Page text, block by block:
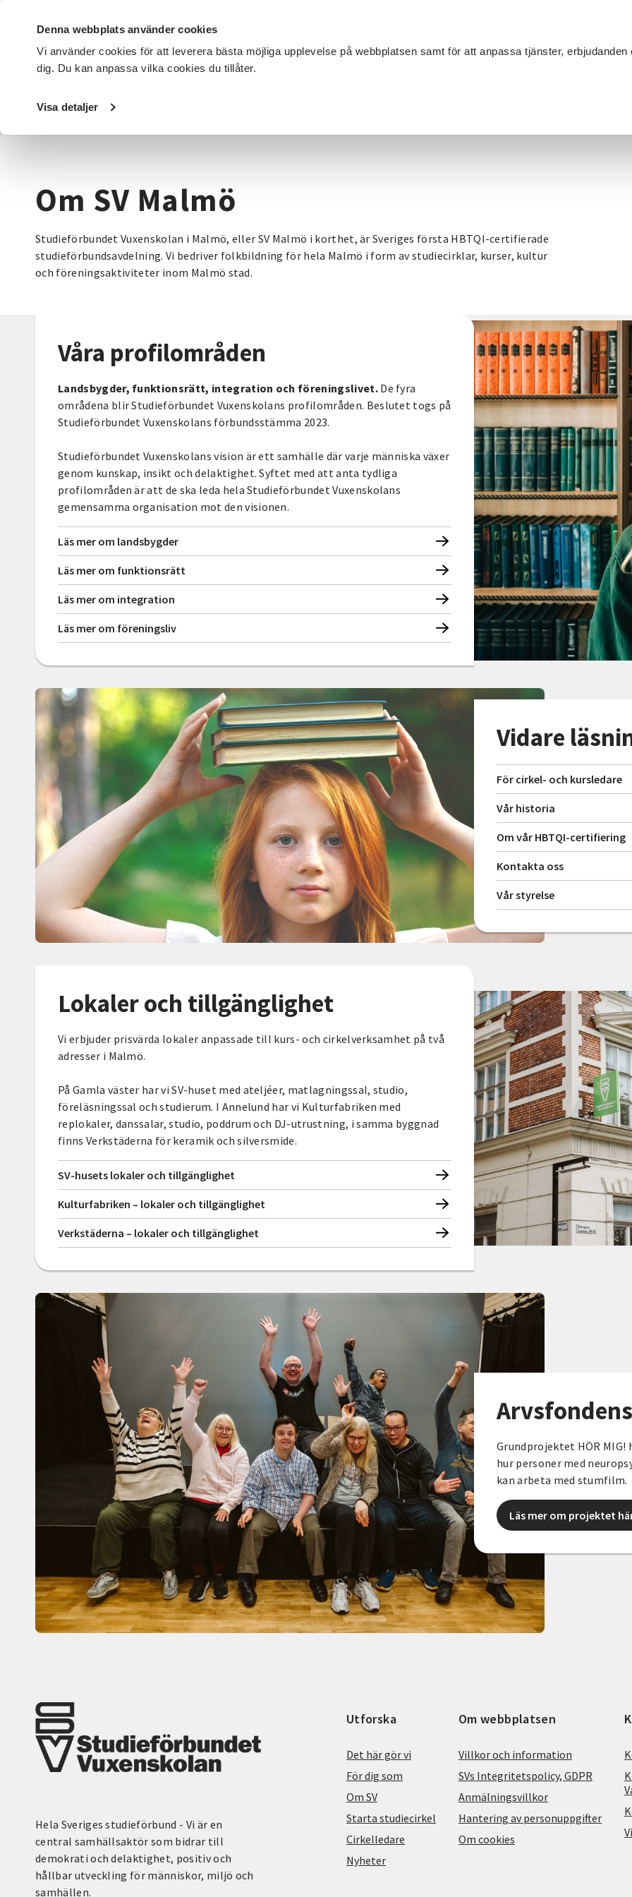
Denna webbplats använder cookies
Vi använder cookies för att leverera bästa möjliga upplevelse på webbplatsen samt för att anpassa tjänster, erbjudanden
dig. Du kan anpassa vilka cookies du tillåter.
Visa detaljer
DET HÄR GÖR VI FÖR DIG SOM SÖK KURSER OCH EVENEMANG
Startsida / Avdelningar
Om SV Malmö
Studieförbundet Vuxenskolan i Malmö, eller SV Malmö i korthet, är Sveriges första HBTQI-certifierade
studieförbundsavdelning. Vi bedriver folkbildning för hela Malmö i form av studiecirklar, kurser, kultur
och föreningsaktiviteter inom Malmö stad.
Våra profilområden
Landsbygder, funktionsrätt, integration och föreningslivet.De fyra
områdena blir Studieförbundet Vuxenskolans profilområden. Beslutet togs på
Studieförbundet Vuxenskolans förbundsstämma 2023.
Studieförbundet Vuxenskolans vision är ett samhälle där varje människa växer
genom kunskap, insikt och delaktighet. Syftet med att anta tydliga
profilområden är att de ska leda hela Studieförbundet Vuxenskolans
gemensamma organisation mot den visionen.
Läs mer om landsbygder
Läs mer om funktionsrätt
Läs mer om integration
Läs mer om föreningsliv
Vidare
För cirkel- och kursledare
Vår historia
Om vår HBTQI-certifiering
Kontakta oss
Vår styrelse
Lokaler och tillgänglighet
Vi erbjuder prisvärda lokaler anpassade till kurs- och cirkelverksamhet på två
adresser i Malmö.
På Gamla väster har vi SV-huset med ateljéer, matlagningssal, studio,
föreläsningssal och studierum. I Annelund har vi Kulturfabriken med
replokaler, danssalar, studio, poddrum och DJ-utrustning, i samma byggnad
finns Verkstäderna för keramik och silversmide.
SV-husets lokaler och tillgänglighet
Kulturfabriken – lokaler och tillgänglighet
Verkstäderna – lokaler och tillgänglighet
Grundprojektet HÖR
hur personer med
kan arbeta med stumfilm.
Läs mer om projektet
Hela Sveriges studieförbund - Vi är en
central samhällsaktör som bidrar till
demokrati och delaktighet, positiv och
hållbar utveckling för människor, miljö och
samhällen.
Utforska
Det här gör vi
För dig som
Om SV
Starta studiecirkel
Cirkelledare
Nyheter
Om webbplatsen
Villkor och information
SVs Integritetspolicy, GDPR
Anmälningsvillkor
Hantering av personuppgifter
Om cookies